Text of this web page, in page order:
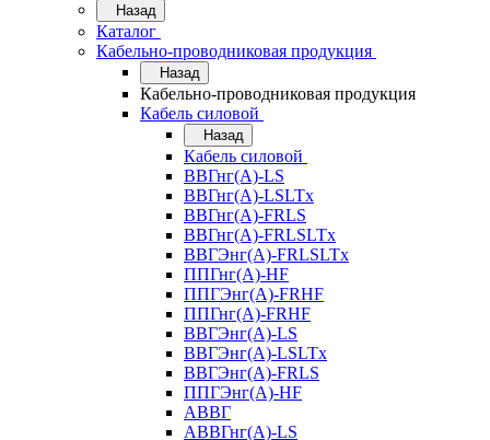
Назад
Каталог
Кабельно-проводниковая продукция
Назад
Кабельно-проводниковая продукция
Кабель силовой
Назад
Кабель силовой
ВВГнг(А)-LS
ВВГнг(А)-LSLTx
ВВГнг(А)-FRLS
ВВГнг(А)-FRLSLTx
ВВГЭнг(А)-FRLSLTx
ППГнг(А)-HF
ППГЭнг(А)-FRHF
ППГнг(А)-FRHF
ВВГЭнг(А)-LS
ВВГЭнг(А)-LSLTx
ВВГЭнг(А)-FRLS
ППГЭнг(А)-HF
АВВГ
АВВГнг(А)-LS